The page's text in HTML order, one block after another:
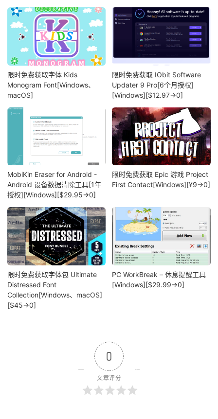
限时免费获取字体 Kids
Monogram Font[Windows、
macOS]
限时免费获取 IObit Software
Updater 9 Pro[6个月授权]
[Windows][$12.97→0]
MobiKin Eraser for Android -
Android 设备数据清除工具[1年
授权][Windows][$29.95→0]
限时免费获取 Epic 游戏 Project
First Contact[Windows][¥9→0]
限时免费获取字体包 Ultimate
Distressed Font
Collection[Windows、macOS]
[$45→0]
PC WorkBreak – 休息提醒工具
[Windows][$29.99→0]
0
文章评分